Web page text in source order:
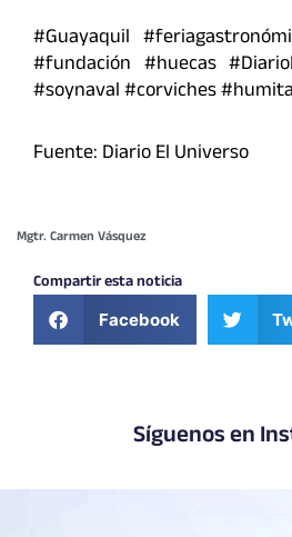
#Guayaquil
#fundación #huecas
#soynaval #corviches
Fuente: Diario El Universo
Mgtr. Carmen Vásquez
Compartir esta noticia
Facebook
Síguenos en